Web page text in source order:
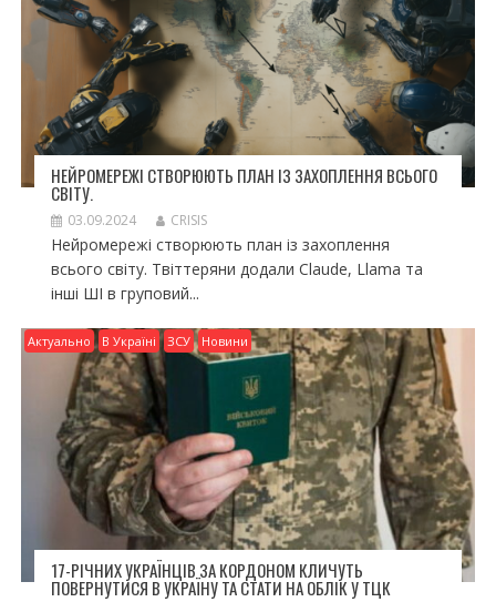
НЕЙРОМЕРЕЖІ СТВОРЮЮТЬ ПЛАН ІЗ ЗАХОПЛЕННЯ ВСЬОГО
СВІТУ.
03.09.2024 CRISIS
Нейромережі створюють план із захоплення
всього світу. Твіттеряни додали Claude, Llama та
інші ШІ в груповий...
Актуально В Україні ЗСУ Новини
17-РІЧНИХ УКРАЇНЦІВ ЗА КОРДОНОМ КЛИЧУТЬ
ПОВЕРНУТИСЯ В УКРАЇНУ ТА СТАТИ НА ОБЛІК У ТЦК